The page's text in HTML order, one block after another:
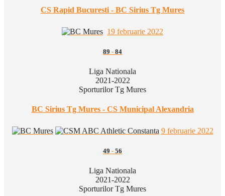
CS Rapid Bucuresti - BC Sirius Tg Mures
19 februarie 2022
89 - 84
Liga Nationala
2021-2022
Sporturilor Tg Mures
BC Sirius Tg Mures - CS Municipal Alexandria
9 februarie 2022
49 - 56
Liga Nationala
2021-2022
Sporturilor Tg Mures